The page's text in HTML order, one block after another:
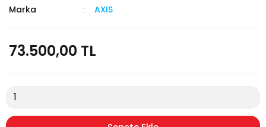
Marka AXIS
73.500,00 TL